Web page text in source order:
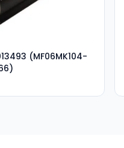
(MF06MK104-